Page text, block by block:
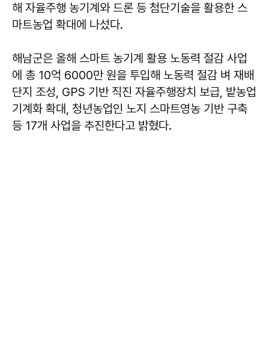
해 자율주행 농기계와 드론 등 첨단기술을 활용한 스
마트농업 확대에 나섰다.
해남군은 올해 스마트 농기계 활용 노동력 절감 사업
에 총 10억 6000만 원을 투입해 노동력 절감 벼 재배
단지 조성, GPS 기반 직진 자율주행장치 보급, 밭농업
기계화 확대, 청년농업인 노지 스마트영농 기반 구축
등 17개 사업을 추진한다고 밝혔다.